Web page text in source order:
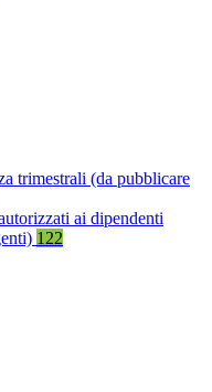
trimestrali (da pubblicare
ai dipendenti
122